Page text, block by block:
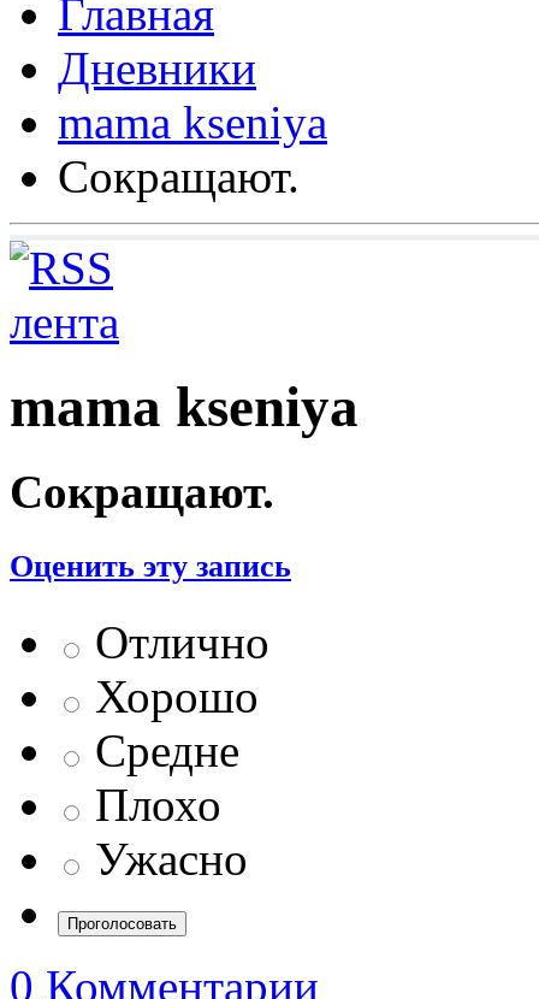
Дневники
mama kseniya
Сокращают.
mama kseniya
Сокращают.
Оценить эту запись
Отлично
Хорошо
Средне
Плохо
Ужасно
0 Комментарии